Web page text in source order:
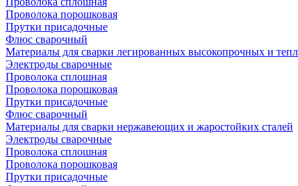
Проволока порошковая
Прутки присадочные
Флюс сварочный
Материалы для сварки легированных высокопрочных и
Электроды сварочные
Проволока сплошная
Проволока порошковая
Прутки присадочные
Флюс сварочный
Материалы для сварки нержавеющих и жаростойких сталей
Электроды сварочные
Проволока сплошная
Проволока порошковая
Прутки присадочные